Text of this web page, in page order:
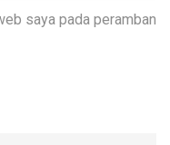
saya pada peramban